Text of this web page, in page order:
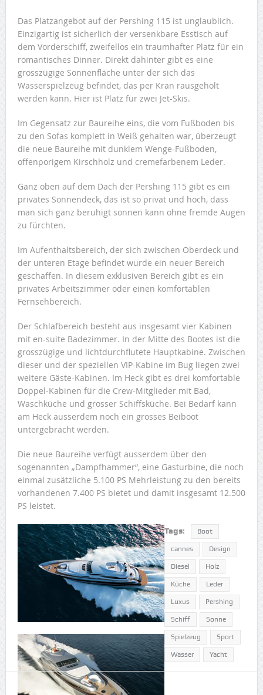
Das Platzangebot auf der Pershing 115 ist unglaublich.
Einzigartig ist sicherlich der versenkbare Esstisch auf
dem Vorderschiff, zweifellos ein traumhafter Platz für ein
romantisches Dinner. Direkt dahinter gibt es eine
grosszügige Sonnenfläche unter der sich das
Wasserspielzeug befindet, das per Kran rausgeholt
werden kann. Hier ist Platz für zwei Jet-Skis.
Im Gegensatz zur Baureihe eins, die vom Fußboden bis
zu den Sofas komplett in Weiß gehalten war, überzeugt
die neue Baureihe mit dunklem Wenge-Fußboden,
offenporigem Kirschholz und cremefarbenem Leder.
Ganz oben auf dem Dach der Pershing 115 gibt es ein
privates Sonnendeck, das ist so privat und hoch, dass
man sich ganz beruhigt sonnen kann ohne fremde Augen
zu fürchten.
Im Aufenthaltsbereich, der sich zwischen Oberdeck und
der unteren Etage befindet wurde ein neuer Bereich
geschaffen. In diesem exklusiven Bereich gibt es ein
privates Arbeitszimmer oder einen komfortablen
Fernsehbereich.
Der Schlafbereich besteht aus insgesamt vier Kabinen
mit en-suite Badezimmer. In der Mitte des Bootes ist die
grosszügige und lichtdurchflutete Hauptkabine. Zwischen
dieser und der speziellen VIP-Kabine im Bug liegen zwei
weitere Gäste-Kabinen. Im Heck gibt es drei komfortable
Doppel-Kabinen für die Crew-Mitglieder mit Bad,
Waschküche und grosser Schiffsküche. Bei Bedarf kann
am Heck ausserdem noch ein grosses Beiboot
untergebracht werden.
Die neue Baureihe verfügt ausserdem über den
sogenannten „Dampfhammer“, eine Gasturbine, die noch
einmal zusätzliche 5.100 PS Mehrleistung zu den bereits
vorhandenen 7.400 PS bietet und damit insgesamt 12.500
PS leistet.
Tags: Boot
cannes Design
Diesel Holz
Küche Leder
Luxus Pershing
Schiff Sonne
Spielzeug Sport
Wasser Yacht